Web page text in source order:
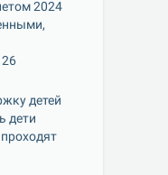
2024
детей
дети